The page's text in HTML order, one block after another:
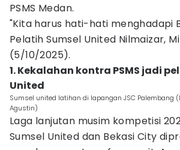
PSMS Medan.
"Kita harus hati-hati menghadapi
Pelatih Sumsel United Nilmaizar,
(5/10/2025).
1. Kekalahan kontra PSMS jadi
United
Sumsel united latihan di lapangan JSC Palembang
Agustin)
Laga lanjutan musim kompetisi
Sumsel United dan Bekasi City